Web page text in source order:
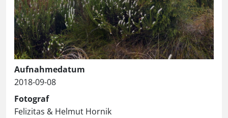
Aufnahmedatum
2018-09-08
Fotograf
Felizitas & Helmut Hornik